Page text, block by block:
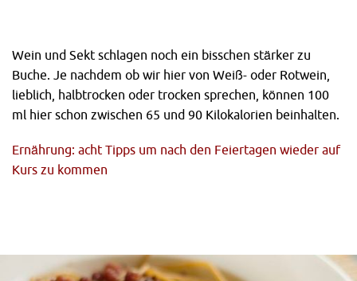
Wein und Sekt schlagen noch ein bisschen stärker zu
Buche. Je nachdem ob wir hier von Weiß- oder Rotwein,
lieblich, halbtrocken oder trocken sprechen, können 100
ml hier schon zwischen 65 und 90 Kilokalorien beinhalten.
Ernährung: acht Tipps um nach den Feiertagen wieder auf
Kurs zu kommen